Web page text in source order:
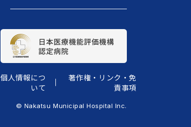
個人情報につ
いて
著作権・リンク・免
責事項
© Nakatsu Municipal Hospital Inc.